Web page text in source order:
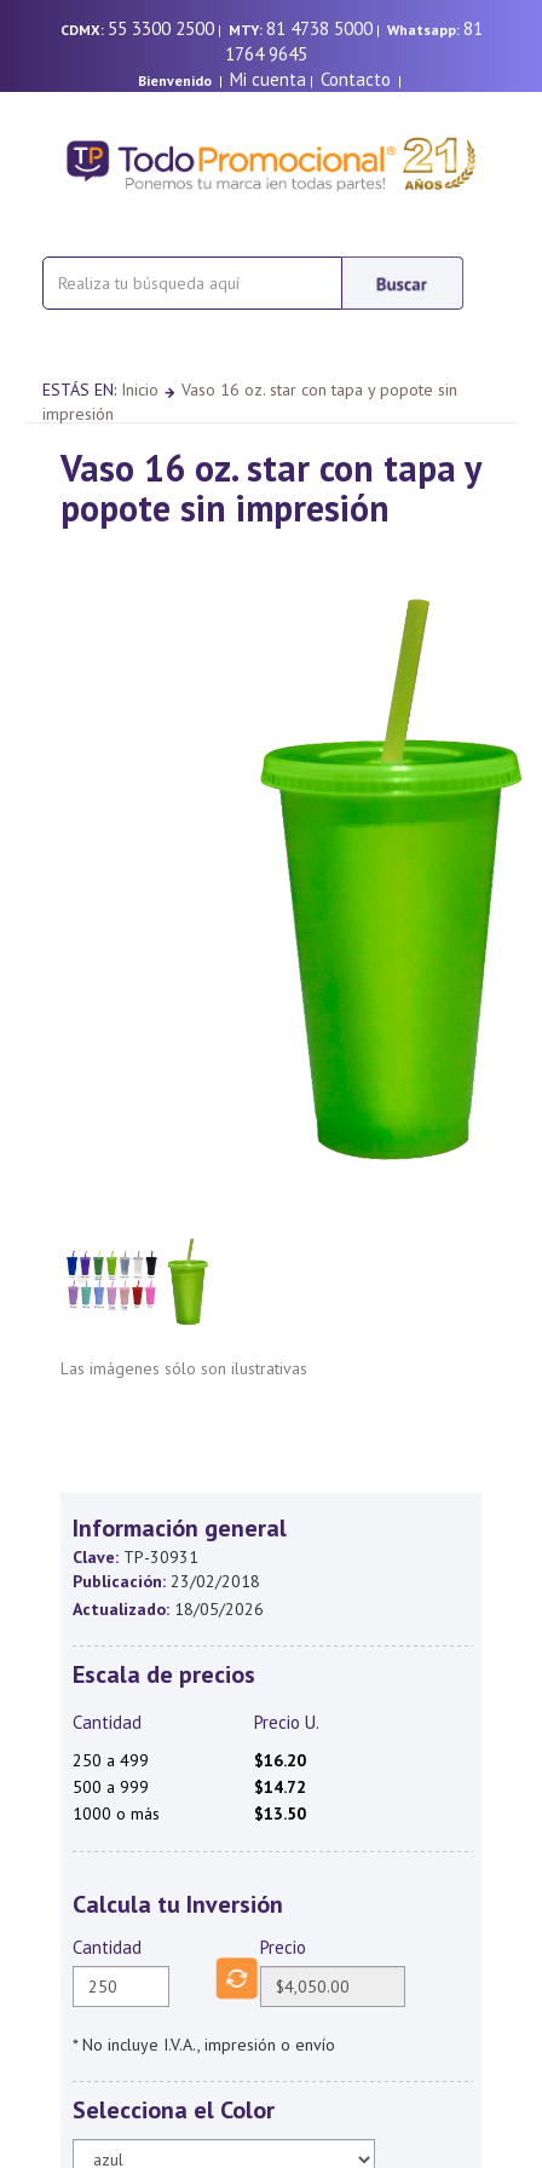
CDMX: 55 3300 2500| MTY: 81 4738 5000| Whatsapp: 81
1764 9645
Bienvenido| Mi cuenta | Contacto |
ESTÁS EN: Inicio
Vaso 16 oz. star con tapa y popote sin
impresión
Vaso 16 oz. star con tapa y
popote sin impresión
Las imágenes sólo son ilustrativas
Información general
Clave: TP-30931
Publicación: 23/02/2018
Actualizado: 18/05/2026
Escala de precios
Cantidad Precio U.
250 a 499
$16.20
500 a 999
$14.72
1000 o más
$13.50
Calcula tu Inversión
Cantidad Precio
* No incluye I.V.A., impresión o envío
Selecciona el Color